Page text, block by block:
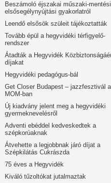
Beszámoló éjszakai műszaki-
elsősegélynyújtási gyakorlatról
Leendő elsősök szüleit tájékoztatták
Tovább épül a hegyvidéki térfigyelő-
rendszer
Átadták a Hegyvidék
díjakat
Hegyvidéki pedagógus-bál
Get Closer Budapest – jazzfesztivál a
MOM-ban
Új kiadvány jelent meg a hegyvidéki
gyermeknevelésről
Adventi ebéddel kedveskedtek a
szépkorúaknak
Átvehette a legjobbnak járó díjat a
Szépkilátás Cukrászda
75 éves a Hegyvidék
Kiváló tűzoltókat jutalmaztak